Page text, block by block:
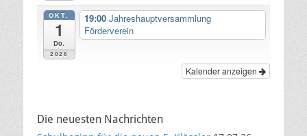
OKT.
1
Do.
2026
19:00 Jahreshauptversammlung
Förderverein
Kalender anzeigen
Die neuesten Nachrichten